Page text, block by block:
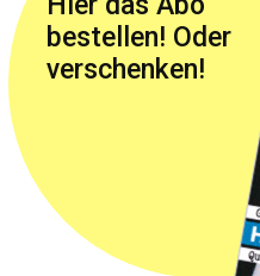
bestellen! Oder
verschenken!